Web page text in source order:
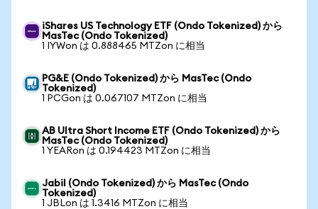
iShares US Technology ETF (Ondo Tokenized) から
MasTec (Ondo Tokenized)
1 IYWon は 0.888465 MTZon に相当
PG&E (Ondo Tokenized) から MasTec (Ondo
Tokenized)
1 PCGon は 0.067107 MTZon に相当
AB Ultra Short Income ETF (Ondo Tokenized) から
MasTec (Ondo Tokenized)
1 YEARon は 0.194423 MTZon に相当
Jabil (Ondo Tokenized) から MasTec (Ondo
Tokenized)
1 JBLon は 1.3416 MTZon に相当